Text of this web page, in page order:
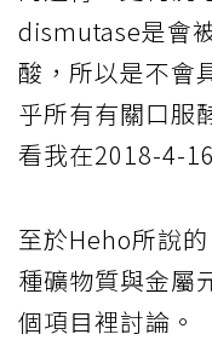
dismutase是會
酸，所以是不會
乎所有有關口服
看我在2018-4-
至於Heho所說
種礦物質與金屬
個項目裡討論。